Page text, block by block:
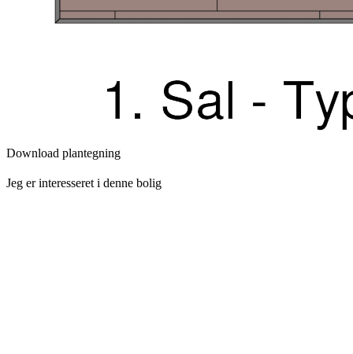
Download plantegning
Jeg er interesseret i denne bolig